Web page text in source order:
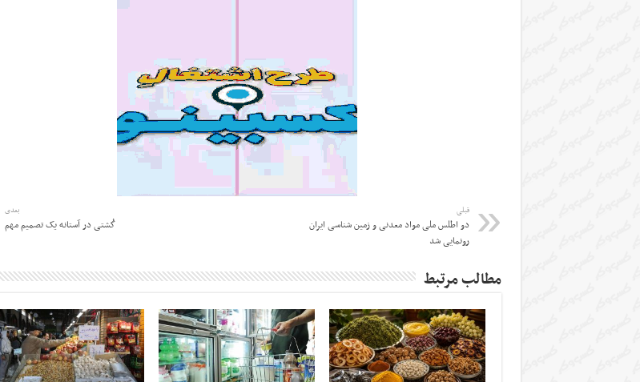
قبلی
دو اطلس ملی مواد معدنی و زمین شناسی ایران
رونمایی شد
بعدی
کُشتی در آستانه یک تصمیم مهم
مطالب مرتبط